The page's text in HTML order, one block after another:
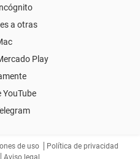
a otras
Play
de uso
Política de privacidad
Aviso legal